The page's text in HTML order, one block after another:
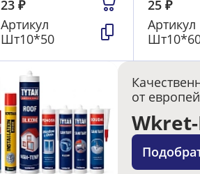
23 ₽
Артикул
Шт10*50
25 ₽
Артикул
от